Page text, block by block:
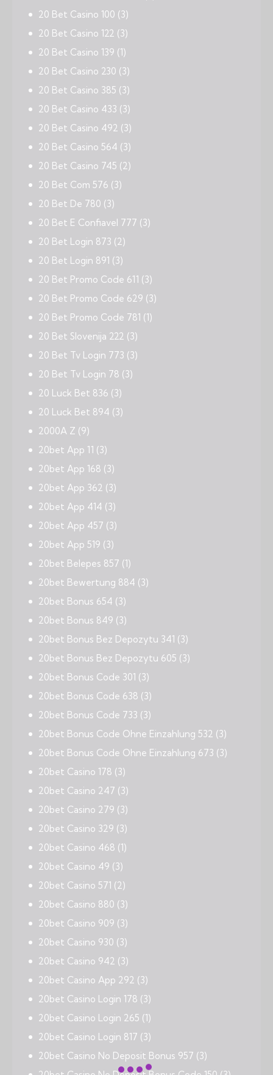
20 Bet Casino 100 (3)
20 Bet Casino 122 (3)
20 Bet Casino 139 (1)
20 Bet Casino 230 (3)
20 Bet Casino 385 (3)
20 Bet Casino 433 (3)
20 Bet Casino 492 (3)
20 Bet Casino 564 (3)
20 Bet Casino 745 (2)
20 Bet Com 576 (3)
20 Bet De 780 (3)
20 Bet E Confiavel 777 (3)
20 Bet Login 873 (2)
20 Bet Login 891 (3)
20 Bet Promo Code 611 (3)
20 Bet Promo Code 629 (3)
20 Bet Promo Code 781 (1)
20 Bet Slovenija 222 (3)
20 Bet Tv Login 773 (3)
20 Bet Tv Login 78 (3)
20 Luck Bet 836 (3)
20 Luck Bet 894 (3)
2000A Z (9)
20bet App 11 (3)
20bet App 168 (3)
20bet App 362 (3)
20bet App 414 (3)
20bet App 457 (3)
20bet App 519 (3)
20bet Belepes 857 (1)
20bet Bewertung 884 (3)
20bet Bonus 654 (3)
20bet Bonus 849 (3)
20bet Bonus Bez Depozytu 341 (3)
20bet Bonus Bez Depozytu 605 (3)
20bet Bonus Code 301 (3)
20bet Bonus Code 638 (3)
20bet Bonus Code 733 (3)
20bet Bonus Code Ohne Einzahlung 532 (3)
20bet Bonus Code Ohne Einzahlung 673 (3)
20bet Casino 178 (3)
20bet Casino 247 (3)
20bet Casino 279 (3)
20bet Casino 329 (3)
20bet Casino 468 (1)
20bet Casino 49 (3)
20bet Casino 571 (2)
20bet Casino 880 (3)
20bet Casino 909 (3)
20bet Casino 930 (3)
20bet Casino 942 (3)
20bet Casino App 292 (3)
20bet Casino Login 178 (3)
20bet Casino Login 265 (1)
20bet Casino Login 817 (3)
20bet Casino No Deposit Bonus 957 (3)